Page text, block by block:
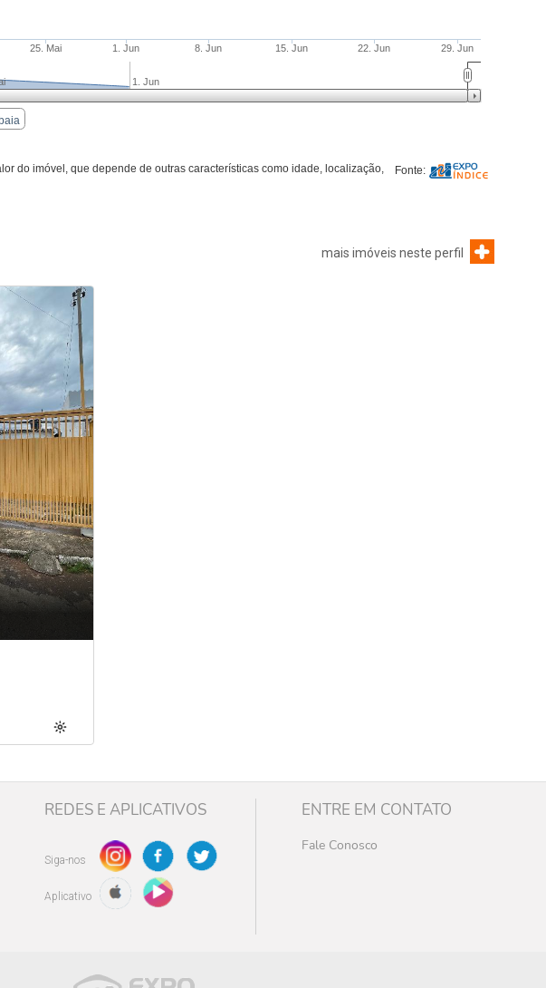
mais imóveis neste perfil
REDES E APLICATIVOS
Siga-nos
Aplicativo
ENTRE EM CONTATO
Fale Conosco